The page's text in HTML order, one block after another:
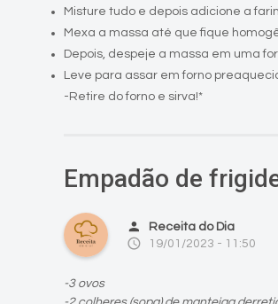
Misture tudo e depois adicione a
Mexa a massa até que fique
Depois, despeje a massa em uma
Leve para assar em forno
-Retire do forno e sirva!*
Empadão de
person Receita do Dia
access_time 19/01/2023 - 11:50
-3 ovos